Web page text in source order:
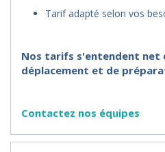
Tarif adapté selon vos
Nos tarifs s'entendent net
déplacement et de
Contactez nos équipes